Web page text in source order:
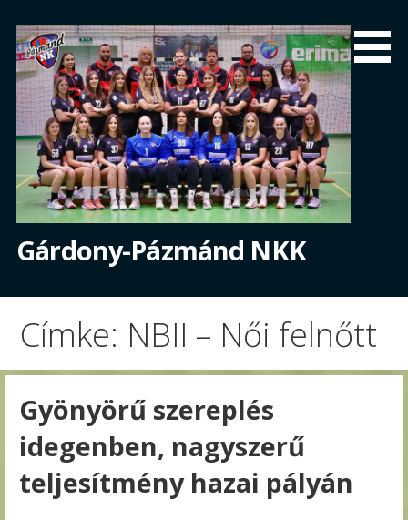
content
Gárdony-Pázmánd NKK
Címke: NBII – Női felnőtt
Gyönyörű szereplés
idegenben, nagyszerű
teljesítmény hazai pályán